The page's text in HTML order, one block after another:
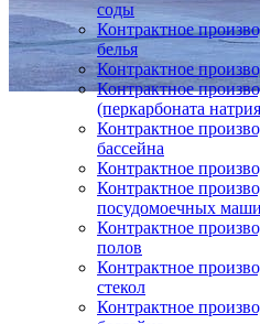
соды
Контрактное
белья
Контрактное
Контрактное
(перкарбоната
Контрактное
бассейна
Контрактное
Контрактное
посудомоечных
Контрактное
полов
Контрактное
стекол
Контрактное